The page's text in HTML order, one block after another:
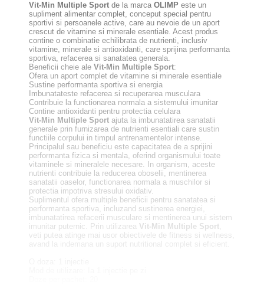
Vit-Min Multiple Sport de la marcaOLIMP este un
supliment alimentar complet, conceput special pentru
sportivi si persoanele active, care au nevoie de un aport
crescut de vitamine si minerale esentiale. Acest produs
contine o combinatie echilibrata de nutrienti, inclusiv
vitamine, minerale si antioxidanti, care sprijina performanta
sportiva, refacerea si sanatatea generala.
Beneficii cheie aleVit-Min Multiple Sport:
Ofera un aport complet de vitamine si minerale esentiale
Sustine performanta sportiva si energia
Imbunatateste refacerea si recuperarea musculara
Contribuie la functionarea normala a sistemului imunitar
Contine antioxidanti pentru protectia celulara
Vit-Min Multiple Sport ajuta la imbunatatirea sanatatii
generale prin furnizarea de nutrienti esentiali care sustin
functiile corpului in timpul antrenamentelor intense.
Principalul sau beneficiu este capacitatea de a sprijini
performanta fizica si mentala, oferind organismului toate
vitaminele si mineralele necesare. In organism, aceste
nutrienti contribuie la reducerea oboselii, mentinerea
sanatatii oaselor, functionarea normala a muschilor si
protectia impotriva stresului oxidativ.
Suplimentul ofera multiple beneficii pentru sanatatea si
performanta sportiva, incluzand sustinerea energiei,
imbunatatirea refacerii musculare si mentinerea unui sistem
imunitar puternic. Prin utilizareaVit-Min Multiple Sport,
veti putea atinge mai usor obiectivele de fitness si wellness,